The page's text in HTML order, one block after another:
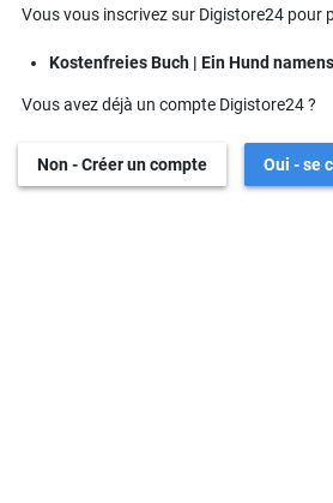
Vous vous inscrivez sur Digistore24 pour
Kostenfreies Buch | Ein Hund
Vous avez déjà un compte Digistore24 ?
Non - Créer un compte Oui - se